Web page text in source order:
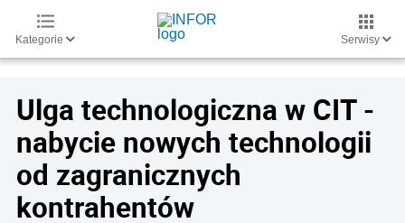
Kategorie Serwisy
Ulga technologiczna w CIT -
nabycie nowych technologii
od zagranicznych
kontrahentów